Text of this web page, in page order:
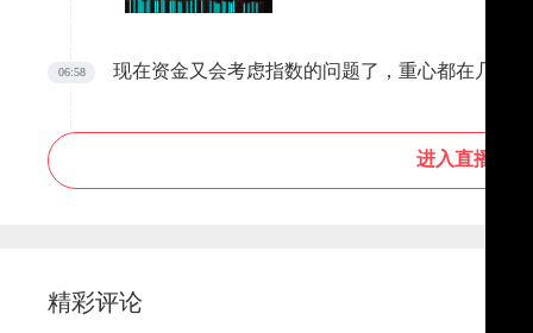
06:58 现在资金又会考虑指数的问题了，重心都在几个
进入直播间
精彩评论